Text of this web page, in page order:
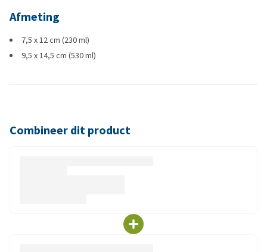
Afmeting
7,5 x 12 cm (230 ml)
9,5 x 14,5 cm (530 ml)
Combineer dit product